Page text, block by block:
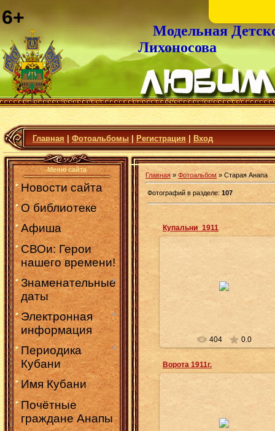
6+
Модельная
Лихоносова
Главная Фотоальбомы Регистрация Вход
Меню сайта
Новости сайта
О библиотеке
Афиша
СВОи: Герои
нашего времени!
Знаменательные
даты
Электронная
информация
Периодика
Кубани
Имя Кубани
Почётные
граждане Анапы
Главная » Фотоальбом» Старая Анапа
Фотографий в разделе: 107
Купальни_1911
22.03.2015
404 0.0
Ворота 1911г.